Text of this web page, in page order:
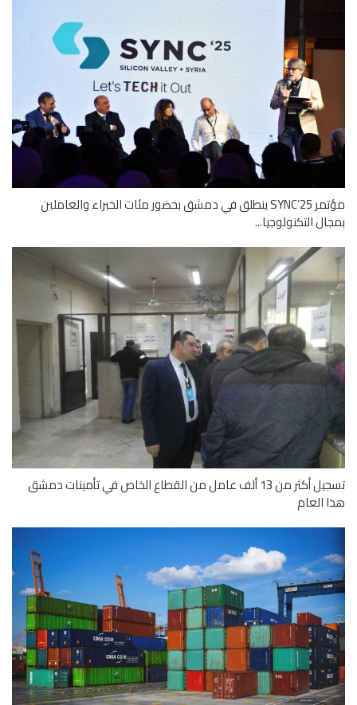
مؤتمر SYNC’25 ينطلق في دمشق بحضور مئات الخبراء والعاملين
التكنولوجيا...
تسجيل أكثر من 13 ألف عامل من القطاع الخاص في تأمينات دمشق
العام